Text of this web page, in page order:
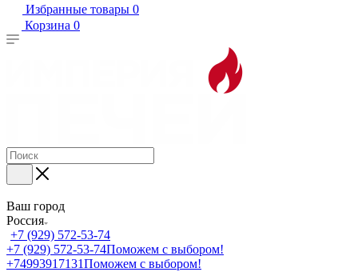
Избранные товары 0
Корзина 0
Ваш город
Россия
+7 (929) 572-53-74
+7 (929) 572-53-74Поможем с выбором!
+74993917131Поможем с выбором!